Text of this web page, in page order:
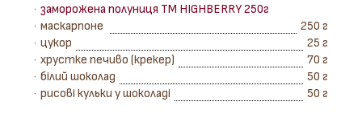
заморожена полуниця ТМ HIGHBERRY 250г
маскарпоне
250 г
цукор
25 г
хрустке печиво (крекер)
70 г
білий шоколад
50 г
рисові кульки у шоколаді
50 г